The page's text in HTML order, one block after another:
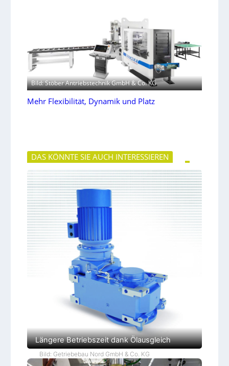
Bild: Stöber Antriebstechnik GmbH & Co. KG
Mehr Flexibilität, Dynamik und Platz
DAS KÖNNTE SIE AUCH INTERESSIEREN
Längere Betriebszeit dank Ölausgleich
Bild: Getriebebau Nord GmbH & Co. KG